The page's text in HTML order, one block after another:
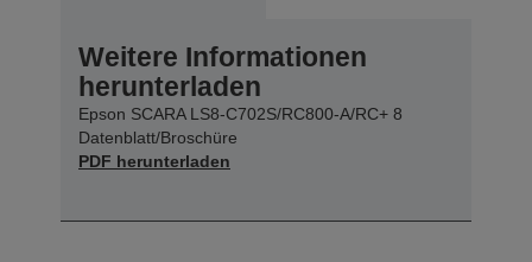
Weitere Informationen
herunterladen
Epson SCARA LS8-C702S/RC800-A/RC+ 8
Datenblatt/Broschüre
PDF herunterladen